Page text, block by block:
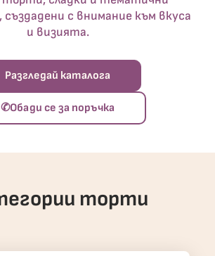
създадени с внимание към вкуса
и визията.
Разгледай каталога
✆Обади се за поръчка
торти